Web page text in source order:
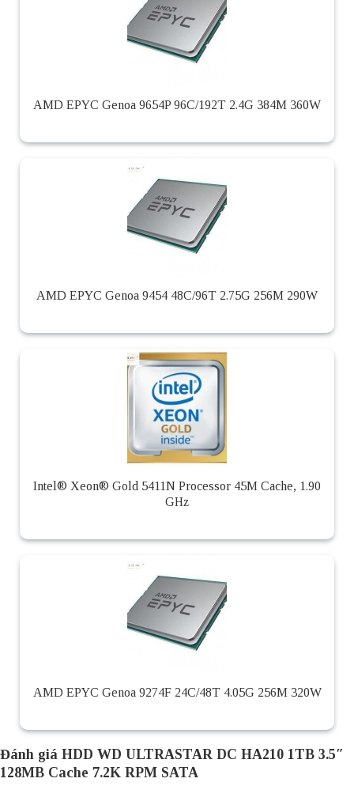
AMD EPYC Genoa 9654P 96C/192T 2.4G 384M 360W
AMD EPYC Genoa 9454 48C/96T 2.75G 256M 290W
Intel® Xeon® Gold 5411N Processor 45M Cache, 1.90
GHz
AMD EPYC Genoa 9274F 24C/48T 4.05G 256M 320W
Đánh giá HDD WD ULTRASTAR DC HA210 1TB 3.5″
128MB Cache 7.2K RPM SATA